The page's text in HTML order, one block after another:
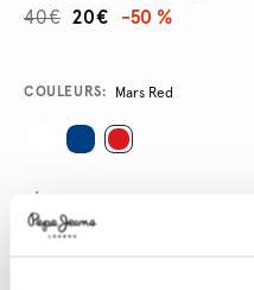
20€
40€ -50 %
Promotions
Variations
COULEURS: Mars Red